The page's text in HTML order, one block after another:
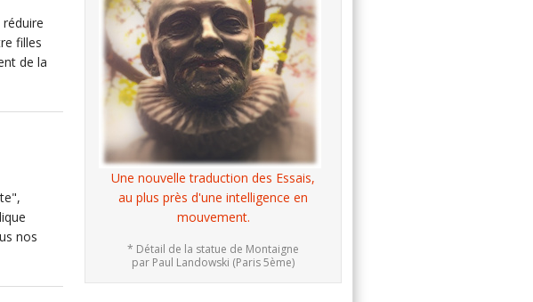
filles
de la
nos
Une nouvelle traduction des Essais,
au plus près d'une intelligence en
mouvement.
* Détail de la statue de Montaigne
par Paul Landowski (Paris 5ème)